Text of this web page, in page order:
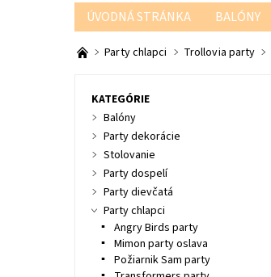
ÚVODNÁ STRÁNKA BALÓNY
PARTY PODĽA FARBY
Party chlapci Trollovia party
KATEGÓRIE
Balóny
Party dekorácie
Stolovanie
Party dospelí
Party dievčatá
Party chlapci
Angry Birds party
Mimon party oslava
Požiarnik Sam party